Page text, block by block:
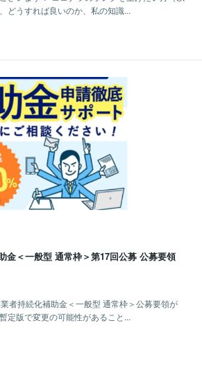
どうすれば良いのか、私の知識...
金＜一般型 通常枠＞第17回公募 公募要領
者持続化補助金＜一般型 通常枠＞公募要領が
定版で変更の可能性があること...